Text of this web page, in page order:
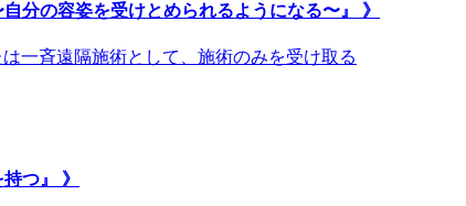
分の容姿を受けとめられるようになる〜』 》
一斉遠隔施術として、施術のみを受け取る
つ』 》